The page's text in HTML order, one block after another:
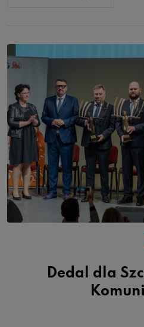
Dedal dla